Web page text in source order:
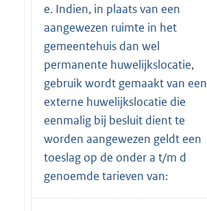
e. Indien, in plaats van een
aangewezen ruimte in het
gemeentehuis dan wel
permanente huwelijkslocatie,
gebruik wordt gemaakt van een
externe huwelijkslocatie die
eenmalig bij besluit dient te
worden aangewezen geldt een
toeslag op de onder a t/m d
genoemde tarieven van: